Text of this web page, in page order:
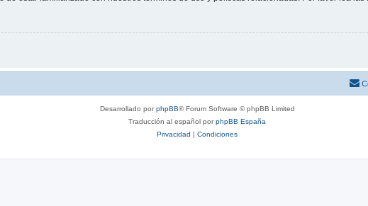
Desarrollado porphpBB® Forum Software © phpBB Limited
Traducción al español porphpBB España
Privacidad | Condiciones